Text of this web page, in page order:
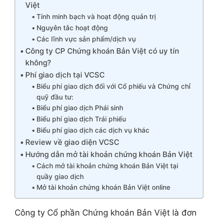
Việt
Tính minh bạch và hoạt động quản trị
Nguyên tắc hoạt động
Các lĩnh vực sản phẩm/dịch vụ
Công ty CP Chứng khoán Bản Việt có uy tín
không?
Phí giao dịch tại VCSC
Biểu phí giao dịch đối với Cổ phiếu và Chứng chỉ
quỹ đầu tư:
Biểu phí giao dịch Phái sinh
Biểu phí giao dịch Trái phiếu
Biểu phí giao dịch các dịch vụ khác
Review về giao diện VCSC
Hướng dẫn mở tài khoản chứng khoán Bản Việt
Cách mở tài khoản chứng khoán Bản Việt tại
quầy giao dịch
Mở tài khoản chứng khoán Bản Việt online
Công ty Cổ phần Chứng khoán Bản Việt là đơn